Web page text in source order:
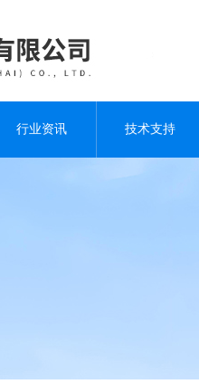
行业资讯 技术支持